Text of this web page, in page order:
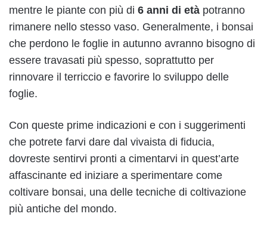
mentre le piante con più di 6 anni di età potranno
rimanere nello stesso vaso. Generalmente, i bonsai
che perdono le foglie in autunno avranno bisogno di
essere travasati più spesso, soprattutto per
rinnovare il terriccio e favorire lo sviluppo delle
foglie.
Con queste prime indicazioni e con i suggerimenti
che potrete farvi dare dal vivaista di fiducia,
dovreste sentirvi pronti a cimentarvi in quest’arte
affascinante ed iniziare a sperimentare come
coltivare bonsai, una delle tecniche di coltivazione
più antiche del mondo.